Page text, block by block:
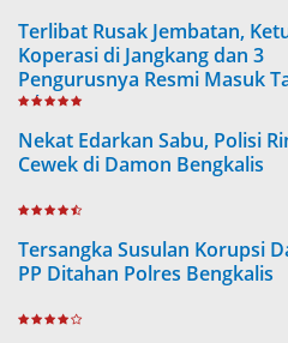
Terlibat Rusak Jembatan,
Koperasi di Jangkang dan 3
Pengurusnya Resmi Masuk
Jaksa
Nekat Edarkan Sabu, Polisi
Cewek di Damon Bengkalis
Tersangka Susulan Korupsi
PP Ditahan Polres Bengkalis